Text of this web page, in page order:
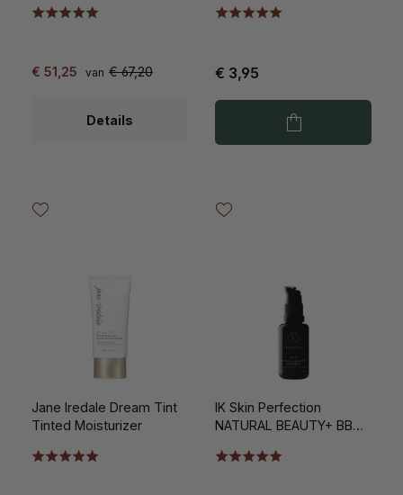
€ 51,25 van € 67,20
Details
€ 3,95
Jane Iredale Dream Tint
Tinted Moisturizer
IK Skin Perfection
NATURAL BEAUTY+ BB
Beige 30ml